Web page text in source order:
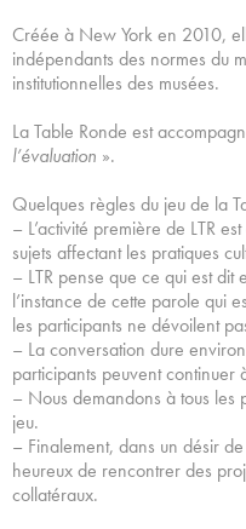
Créée à New York en 2010,
indépendants des normes du
institutionnelles des musées.
La Table Ronde est
l’évaluation ».
Quelques règles du jeu de la
– L’activité première de LTR
sujets affectant les pratiques
– LTR pense que ce qui est dit
l’instance de cette parole qui
les participants ne dévoilent
– La conversation dure
participants peuvent
– Nous demandons à tous les
jeu.
– Finalement, dans un désir
heureux de rencontrer des
collatéraux.